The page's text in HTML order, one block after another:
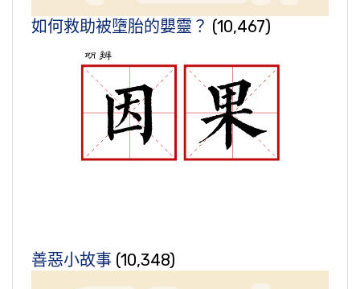
如何救助被墮胎的嬰靈？ (10,467)
善惡小故事 (10,348)